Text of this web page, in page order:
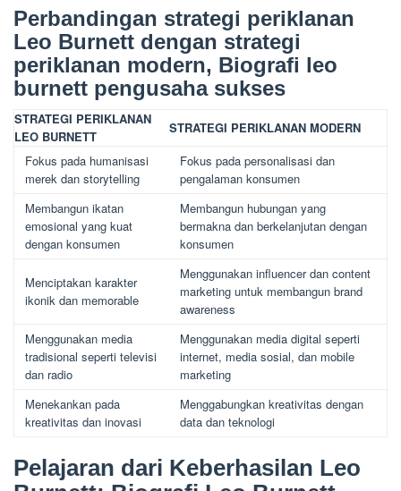
Perbandingan strategi periklanan
Leo Burnett dengan strategi
periklanan modern, Biografi leo
burnett pengusaha sukses
STRATEGI PERIKLANAN
LEO BURNETT
STRATEGI PERIKLANAN MODERN
Fokus pada humanisasi
merek dan storytelling
Fokus pada personalisasi dan
pengalaman konsumen
Membangun ikatan
emosional yang kuat
dengan konsumen
Membangun hubungan yang
bermakna dan berkelanjutan dengan
konsumen
Menciptakan karakter
ikonik dan memorable
Menggunakan influencer dan content
marketing untuk membangun brand
awareness
Menggunakan media
tradisional seperti televisi
dan radio
Menggunakan media digital seperti
internet, media sosial, dan mobile
marketing
Menekankan pada
kreativitas dan inovasi
Menggabungkan kreativitas dengan
data dan teknologi
Pelajaran dari Keberhasilan Leo